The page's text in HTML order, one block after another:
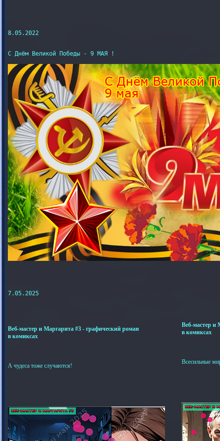
8.05.2022
С Днём Великой Победы - 9 МАЯ !
7.05.2025
Веб-мастер и Маргарита #3 - графический роман
в комиксах
А чудеса тоже случаются!
Веб-мастер и
в комиксах
Всесильные